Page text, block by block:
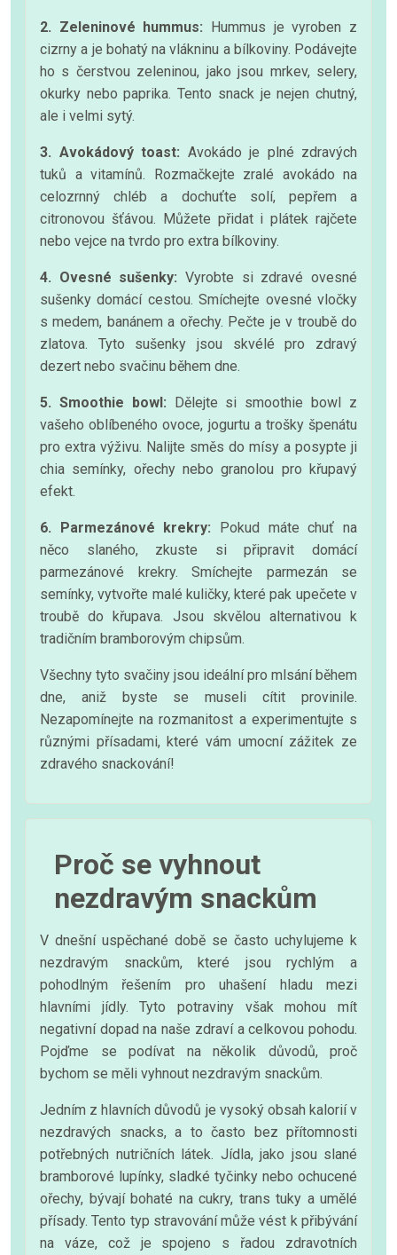
2. Zeleninové hummus: Hummus je vyroben z
cizrny a je bohatý na vlákninu a bílkoviny. Podávejte
ho s čerstvou zeleninou, jako jsou mrkev, selery,
okurky nebo paprika. Tento snack je nejen chutný,
ale i velmi sytý.
3. Avokádový toast: Avokádo je plné zdravých
tuků a vitamínů. Rozmačkejte zralé avokádo na
celozrnný chléb a dochuťte solí, pepřem a
citronovou šťávou. Můžete přidat i plátek rajčete
nebo vejce na tvrdo pro extra bílkoviny.
4. Ovesné sušenky: Vyrobte si zdravé ovesné
sušenky domácí cestou. Smíchejte ovesné vločky
s medem, banánem a ořechy. Pečte je v troubě do
zlatova. Tyto sušenky jsou skvélé pro zdravý
dezert nebo svačinu během dne.
5. Smoothie bowl: Dělejte si smoothie bowl z
vašeho oblíbeného ovoce, jogurtu a trošky špenátu
pro extra výživu. Nalijte směs do mísy a posypte ji
chia semínky, ořechy nebo granolou pro křupavý
efekt.
6. Parmezánové krekry: Pokud máte chuť na
něco slaného, zkuste si připravit domácí
parmezánové krekry. Smíchejte parmezán se
semínky, vytvořte malé kuličky, které pak upečete v
troubě do křupava. Jsou skvělou alternativou k
tradičním bramborovým chipsům.
Všechny tyto svačiny jsou ideální pro mlsání během
dne, aniž byste se museli cítit provinile.
Nezapomínejte na rozmanitost a experimentujte s
různými přísadami, které vám umocní zážitek ze
zdravého snackování!
Proč se vyhnout
nezdravým snackům
V dnešní uspěchané době se často uchylujeme k
nezdravým snackům, které jsou rychlým a
pohodlným řešením pro uhašení hladu mezi
hlavními jídly. Tyto potraviny však mohou mít
negativní dopad na naše zdraví a celkovou pohodu.
Pojďme se podívat na několik důvodů, proč
bychom se měli vyhnout nezdravým snackům.
Jedním z hlavních důvodů je vysoký obsah kalorií v
nezdravých snacks, a to často bez přítomnosti
potřebných nutričních látek. Jídla, jako jsou slané
bramborové lupínky, sladké tyčinky nebo ochucené
ořechy, bývají bohaté na cukry, trans tuky a umělé
přísady. Tento typ stravování může vést k přibývání
na váze, což je spojeno s řadou zdravotních